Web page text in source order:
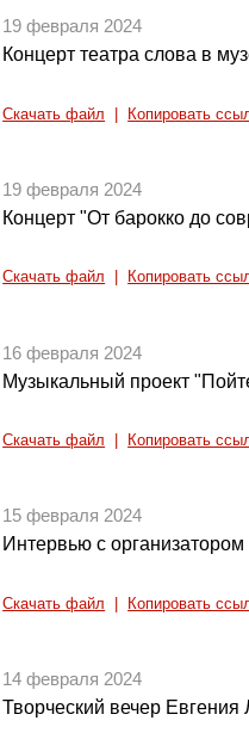
19 февраля 2024
Концерт театра слова в
Скачать файл Копировать
19 февраля 2024
Концерт "От барокко до
Скачать файл Копировать
16 февраля 2024
Музыкальный проект
Скачать файл Копировать
15 февраля 2024
Интервью с
Скачать файл Копировать
14 февраля 2024
Творческий вечер Евгения